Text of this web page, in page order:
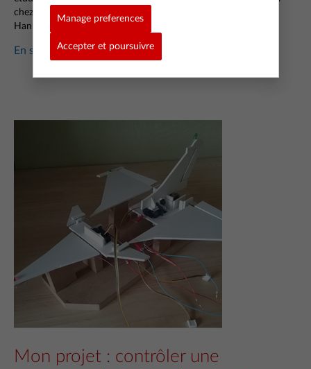
chez eux à la fin de la journée, s’amuse la chef d’établissement
Hanneke Doodeman, c’est dire leur enthousiasme ! ».
En savoir plus
Mon projet : contrôler une
Manage preferences
Accepter et poursuivre